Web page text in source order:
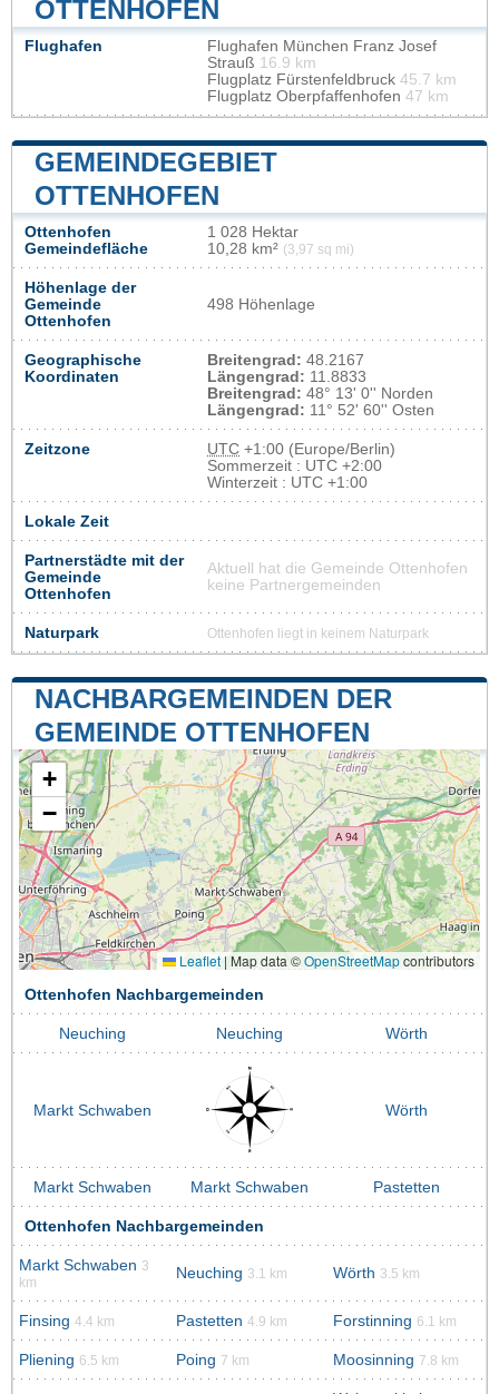
OTTENHOFEN
Flughafen
Flughafen München Franz Josef
Strauß 16.9 km
Flugplatz Fürstenfeldbruck 45.7 km
Flugplatz Oberpfaffenhofen 47 km
GEMEINDEGEBIET
OTTENHOFEN
Ottenhofen
Gemeindefläche
1 028 Hektar
10,28 km² (3,97 sq mi)
Höhenlage der
Gemeinde
Ottenhofen
498 Höhenlage
Geographische
Koordinaten
Breitengrad: 48.2167
Längengrad: 11.8833
Breitengrad: 48° 13' 0'' Norden
Längengrad: 11° 52' 60'' Osten
Zeitzone UTC +1:00 (Europe/Berlin)
Sommerzeit : UTC +2:00
Winterzeit : UTC +1:00
Lokale Zeit
Partnerstädte mit der
Gemeinde
Ottenhofen
Aktuell hat die Gemeinde Ottenhofen
keine Partnergemeinden
Naturpark Ottenhofen liegt in keinem Naturpark
NACHBARGEMEINDEN DER
GEMEINDE OTTENHOFEN
+
−
Leaflet | Map data ©OpenStreetMapcontributors
Ottenhofen Nachbargemeinden
Neuching Neuching Wörth
Markt Schwaben Wörth
Markt Schwaben Markt Schwaben Pastetten
Ottenhofen Nachbargemeinden
Markt Schwaben 3
km
Neuching 3.1 km Wörth 3.5 km
Finsing 4.4 km Pastetten 4.9 km Forstinning 6.1 km
Pliening 6.5 km Poing 7 km Moosinning 7.8 km